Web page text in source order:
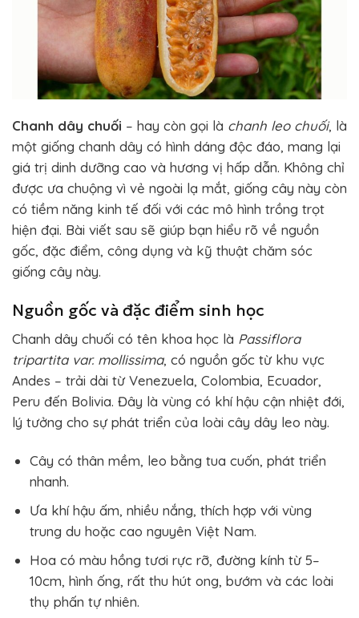
Chanh dây chuối – hay còn gọi là chanh leo chuối, là
một giống chanh dây có hình dáng độc đáo, mang lại
giá trị dinh dưỡng cao và hương vị hấp dẫn. Không chỉ
được ưa chuộng vì vẻ ngoài lạ mắt, giống cây này còn
có tiềm năng kinh tế đối với các mô hình trồng trọt
hiện đại. Bài viết sau sẽ giúp bạn hiểu rõ về nguồn
gốc, đặc điểm, công dụng và kỹ thuật chăm sóc
giống cây này.
Nguồn gốc và đặc điểm sinh học
Chanh dây chuối có tên khoa học là Passiflora
tripartita var. mollissima, có nguồn gốc từ khu vực
Andes – trải dài từ Venezuela, Colombia, Ecuador,
Peru đến Bolivia. Đây là vùng có khí hậu cận nhiệt đới,
lý tưởng cho sự phát triển của loài cây dây leo này.
Cây có thân mềm, leo bằng tua cuốn, phát triển
nhanh.
Ưa khí hậu ấm, nhiều nắng, thích hợp với vùng
trung du hoặc cao nguyên Việt Nam.
Hoa có màu hồng tươi rực rỡ, đường kính từ 5–
10cm, hình ống, rất thu hút ong, bướm và các loài
thụ phấn tự nhiên.